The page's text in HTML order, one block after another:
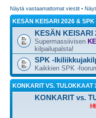
Näytä vastaamattomat viestit •
KESÄN KEISARI 2026 &
KESÄN KEISARI
Supermassiivisen
kilpailupalsta!
SPK -
Kaikkien SPK -
KONKARIT VS. TULOKKAAT
KONKARIT vs.